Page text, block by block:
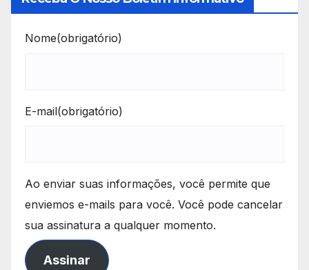
Nome(obrigatório)
E-mail(obrigatório)
Ao enviar suas informações, você permite que
enviemos e-mails para você. Você pode cancelar
sua assinatura a qualquer momento.
Assinar